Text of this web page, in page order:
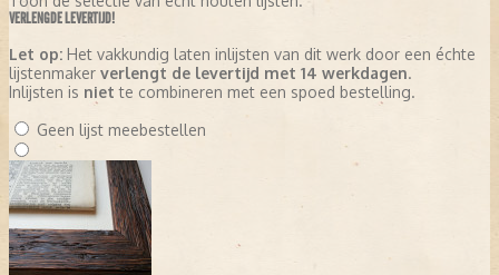
VERLENGDE LEVERTIJD!
Let op: Het vakkundig laten inlijsten van dit werk door een échte
lijstenmaker verlengt de levertijd met 14 werkdagen.
Inlijsten is niet te combineren met een spoed bestelling.
Geen lijst meebestellen